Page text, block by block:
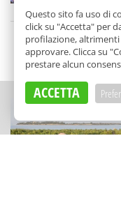
Questo sito fa uso di
click su "Accetta" per
profilazione, altrimenti
approvare. Clicca su
prestare alcun
ACCETTA